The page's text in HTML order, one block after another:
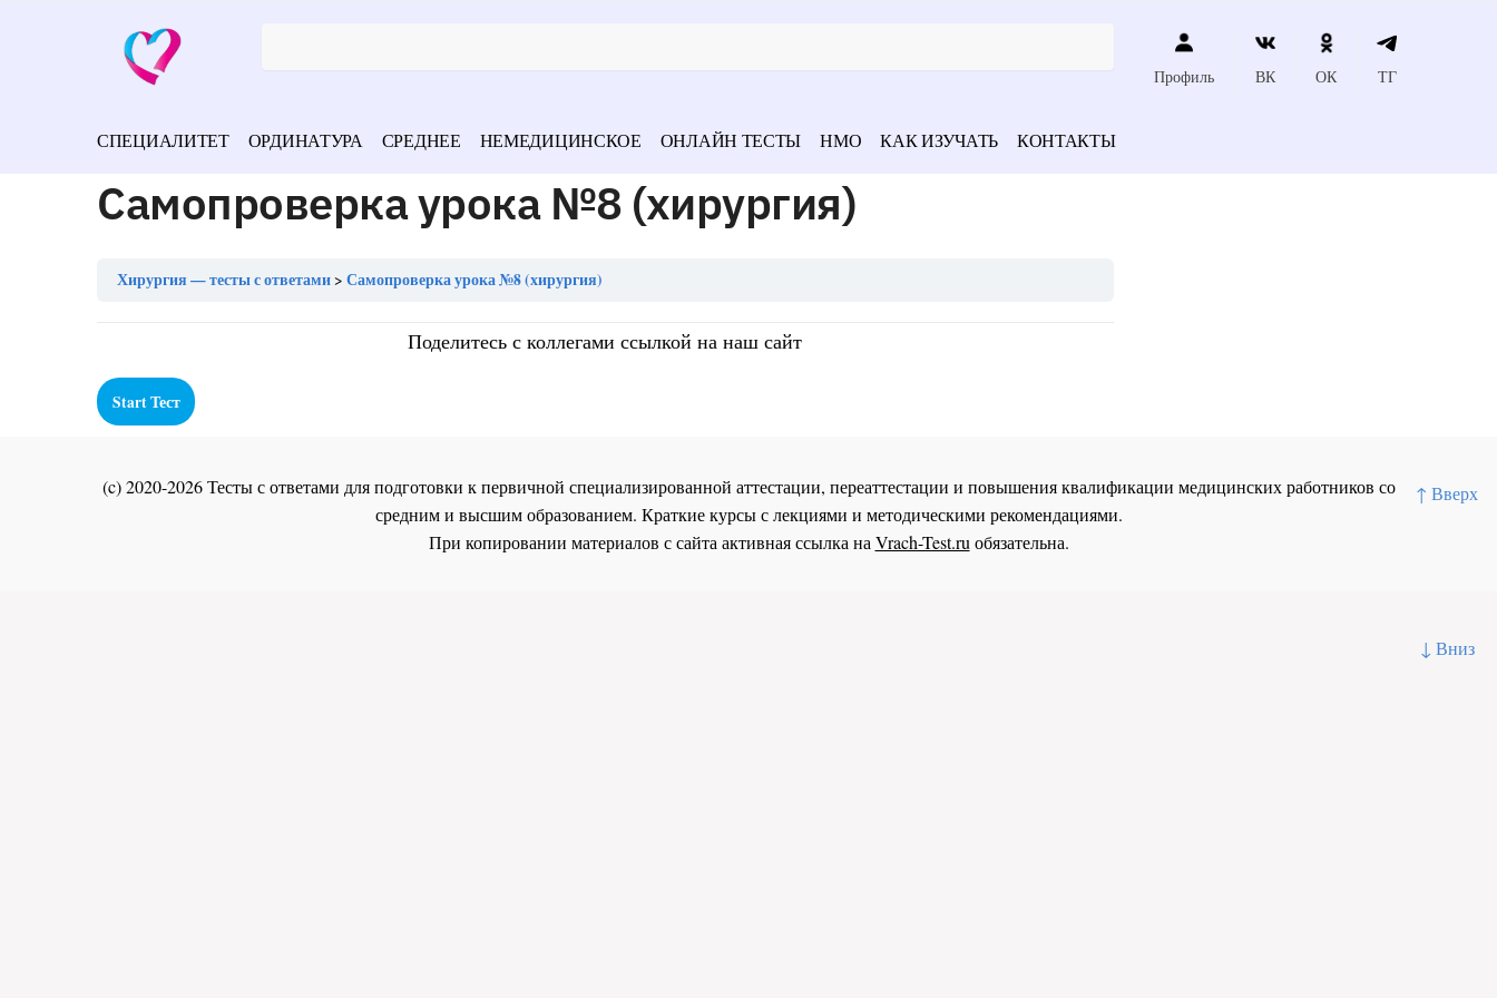
↑ Вверх
↓ Вниз
Профиль ВК ОК ТГ
СПЕЦИАЛИТЕТ ОРДИНАТУРА СРЕДНЕЕ НЕМЕДИЦИНСКОЕ ОНЛАЙН ТЕСТЫ НМО КАК ИЗУЧАТЬ КОНТАКТЫ
Самопроверка урока №8 (хирургия)
Хирургия — тесты с ответами Самопроверка урока №8 (хирургия)
Поделитесь с коллегами ссылкой на наш сайт
(c) 2020-2026 Тесты с ответами для подготовки к первичной специализированной аттестации, переаттестации и повышения квалификации медицинских работников со
средним и высшим образованием. Краткие курсы с лекциями и методическими рекомендациями.
При копировании материалов с сайта активная ссылка на Vrach-Test.ru обязательна.